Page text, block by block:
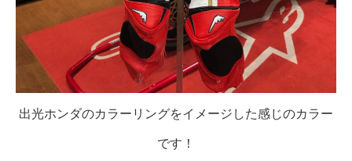
出光ホンダのカラーリングをイメージした感じのカラー
です！